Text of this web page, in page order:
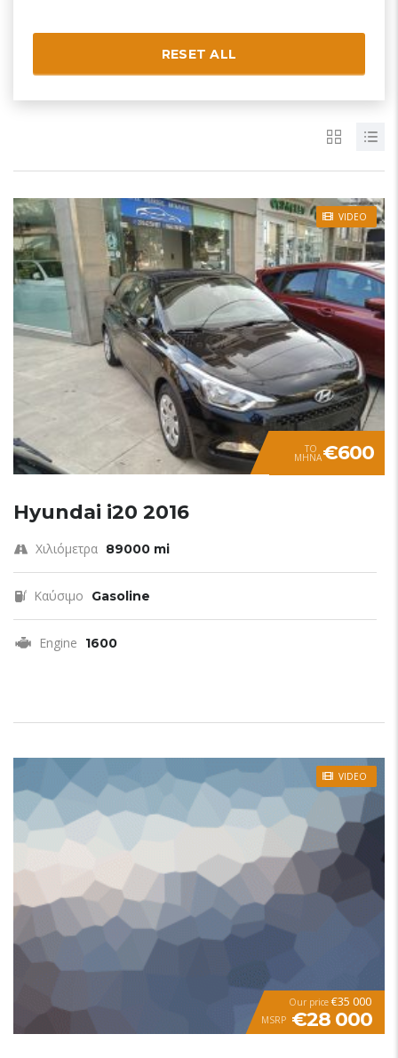
RESET ALL
VIDEO
TO
ΜΗΝΑ€600
Hyundai i20 2016
Χιλιόμετρα 89000 mi
Καύσιμο Gasoline
Engine 1600
VIDEO
Our price €35 000
MSRP €28 000